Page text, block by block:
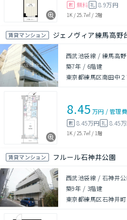
敷 無料 礼 8.9万円
1K /25.7㎡ / 2階
賃貸マンション ジェノヴィア練馬高野
西武池袋線 / 練馬高
築7年 / 6階建
東京都練馬区南田中
8.45 万円 /管理費
敷 8.45万円 礼 8.45
1K / 25.7㎡ / 1階
賃貸マンション フルール石神井公園
西武池袋線 / 石神井
築9年 / 3階建
東京都練馬区石神井